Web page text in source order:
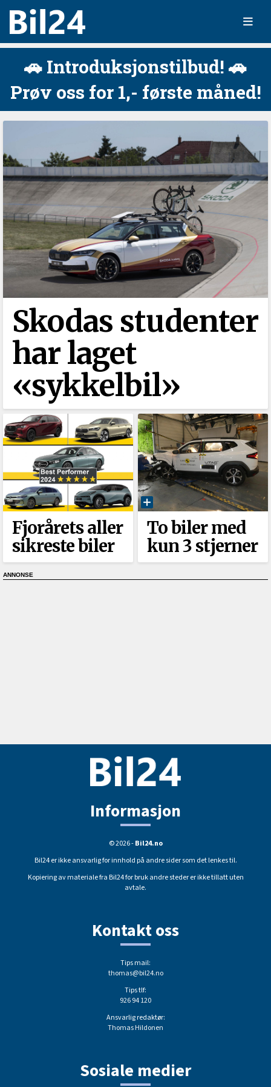
🚗 Introduksjonstilbud! 🚗
Prøv oss for 1,- første måned!
Skodas studenter
har laget
«sykkelbil»
Fjorårets aller
sikreste biler
To biler med
kun 3 stjerner
Informasjon
© 2026 -Bil24.no
Bil24 er ikke ansvarlig for innhold på andre sider som det lenkes til.
Kopiering av materiale fra Bil24 for bruk andre steder er ikke tillatt uten
avtale.
Kontakt oss
Tips mail:
thomas@bil24.no
Tips tlf:
926 94 120
Ansvarlig redaktør:
Thomas Hildonen
Sosiale medier